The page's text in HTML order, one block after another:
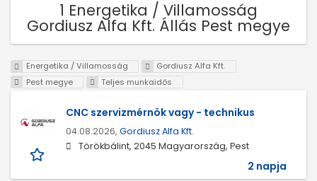
1 Energetika / Villamosság
Gordiusz Alfa Kft. Állás Pest megye
Energetika / Villamosság
Gordiusz Alfa Kft.
Pest megye
Teljes munkaidős
CNC szervizmérnök vagy - technikus
04.08.2026, Gordiusz Alfa Kft.
Törökbálint, 2045 Magyarország, Pest
2 napja